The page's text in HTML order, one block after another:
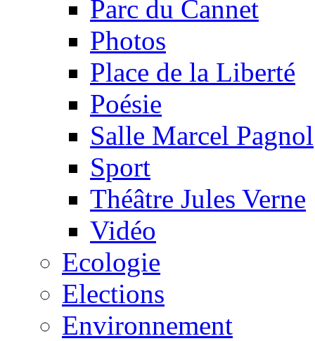
Parc du Cannet
Photos
Place de la Liberté
Poésie
Salle Marcel Pagnol
Sport
Théâtre Jules Verne
Vidéo
Ecologie
Elections
Environnement